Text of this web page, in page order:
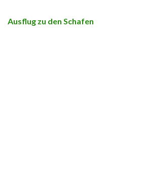
Ausflug zu den Schafen